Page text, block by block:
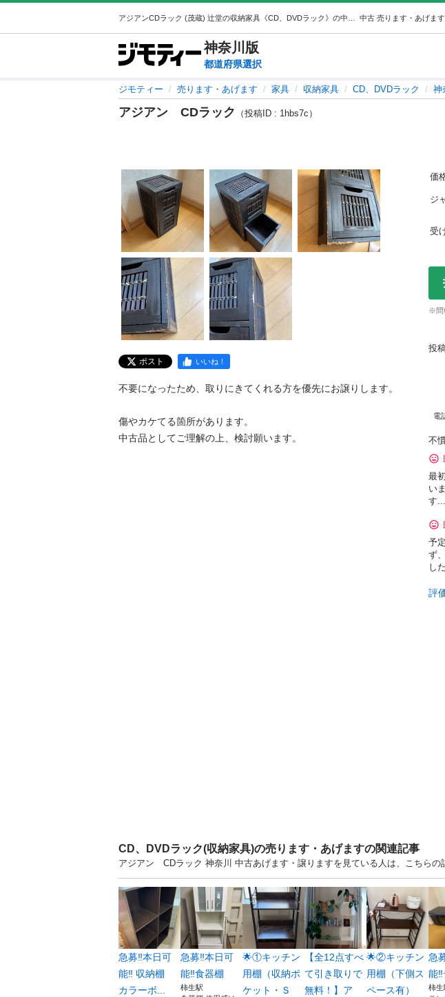
中古 売ります・あげます
神奈川 版
都道府県選択
ジモティー 売ります・あげます 家具 収納家具 CD、DVDラック 神
アジアン CDラック （投稿ID : 1hbs7c）
ポスト いいね！
不要になったため、取りにきてくれる方を優先にお譲りします。
傷やカケてる箇所があります。
中古品としてご理解の上、検討願います。
価
ジ
受
※問
投
電
不
最
い
す...
予
ず
し
評
CD、DVDラック(収納家具)の売ります・あげますの関連記事
アジアン CDラック 神奈川 中古あげます・譲りますを見ている人は、こちらの
急募‼️本日可
能‼️ 収納棚
カラーボ...
急募‼️本日可
能‼️食器棚
柿生駅
🌟①キッチン
用棚（収納ポ
ケット・Ｓ
【全12点すべ
て引き取りで
無料！】ア
🌟②キッチン
用棚（下側ス
ペース有）
急
能
柿生